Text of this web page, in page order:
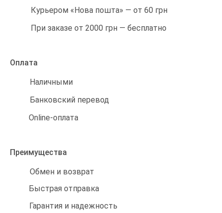
Курьером «Нова пошта» — от 60 грн
При заказе от 2000 грн — бесплатно
Оплата
Наличными
Банковский перевод
Online-оплата
Преимущества
Обмен и возврат
Быстрая отправка
Гарантия и надежность